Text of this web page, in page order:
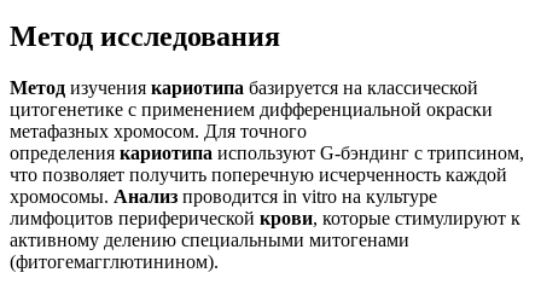
Метод исследования
Метод изучения кариотипа базируется на классической
цитогенетике с применением дифференциальной окраски
метафазных хромосом. Для точного
определения кариотипа используют G-бэндинг с трипсином,
что позволяет получить поперечную исчерченность каждой
хромосомы. Анализ проводится in vitro на культуре
лимфоцитов периферической крови, которые стимулируют к
активному делению специальными митогенами
(фитогемагглютинином).